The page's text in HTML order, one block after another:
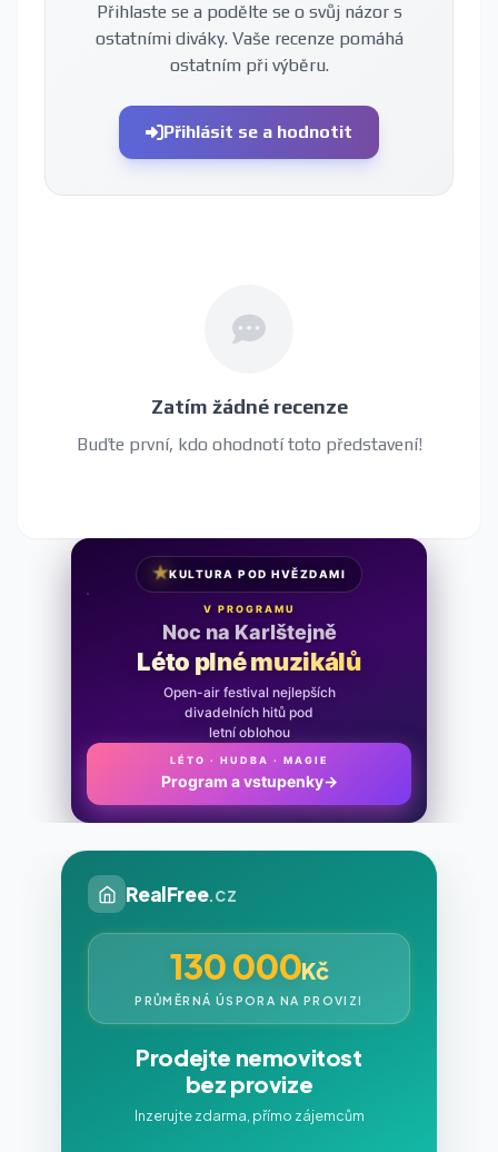
Přihlaste se a podělte se o svůj názor s
ostatními diváky. Vaše recenze pomáhá
ostatním při výběru.
Přihlásit se a hodnotit
Zatím žádné recenze
Buďte první, kdo ohodnotí toto představení!
★KULTURA POD HVĚZDAMI
V PROGRAMU
Noc na Karlštejně
Léto plné muzikálů
Open-air festival nejlepších
divadelních hitů pod
letní oblohou
LÉTO · HUDBA · MAGIE
Program a vstupenky →
RealFree.cz
130 000Kč
PRŮMĚRNÁ ÚSPORA NA PROVIZI
Prodejte nemovitost
bez provize
Inzerujte zdarma, přímo zájemcům